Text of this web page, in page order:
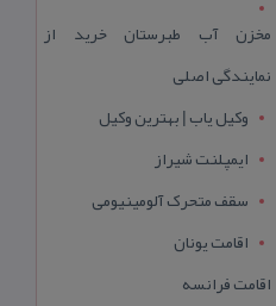
مخزن آب طبرستان خرید از
نمایندگی اصلی
وکیل یاب | بهترین وکیل
ایمپلنت شیراز
سقف متحرک آلومینیومی
اقامت یونان
اقامت فرانسه